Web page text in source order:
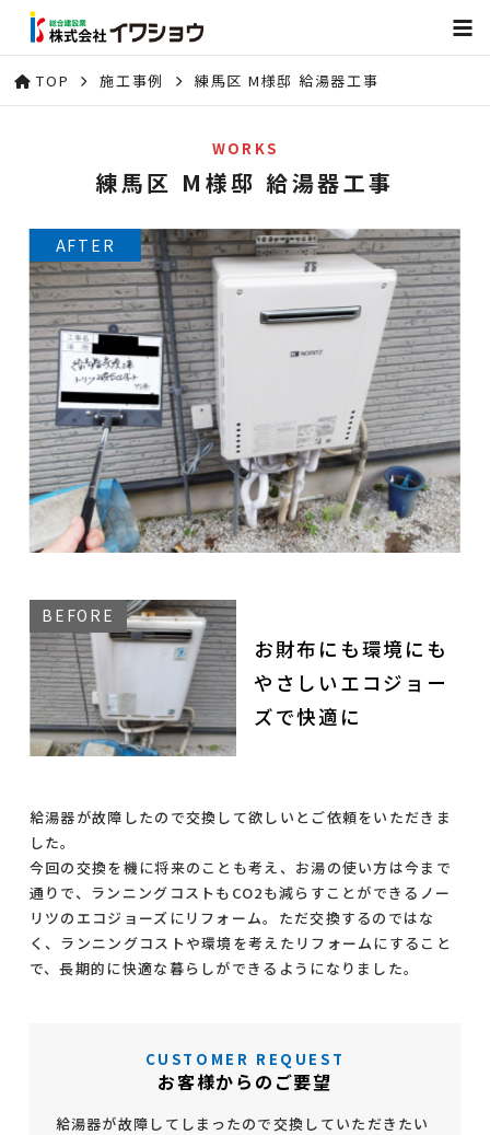
TOP 施工事例 練馬区 M様邸 給湯器工事
WORKS
練馬区 M様邸 給湯器工事
お財布にも環境にも
やさしいエコジョー
ズで快適に
給湯器が故障したので交換して欲しいとご依頼をいただきま
した。
今回の交換を機に将来のことも考え、お湯の使い方は今まで
通りで、ランニングコストもCO2も減らすことができるノー
リツのエコジョーズにリフォーム。ただ交換するのではな
く、ランニングコストや環境を考えたリフォームにすること
で、長期的に快適な暮らしができるようになりました。
CUSTOMER REQUEST
お客様からのご要望
給湯器が故障してしまったので交換していただきたい